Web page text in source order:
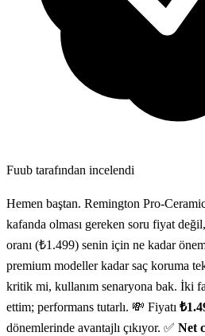
Fuub tarafından incelendi
Hemen baştan. Remington Pro-
kafanda olması gereken soru fiyat
oranı (₺1.499) senin için ne kadar
premium modeller kadar saç koruma
kritik mi, kullanım senaryona bak. İki
ettim; performans tutarlı. 💸 Fiyatı
dönemlerinde avantajlı çıkıyor. ✅ Net